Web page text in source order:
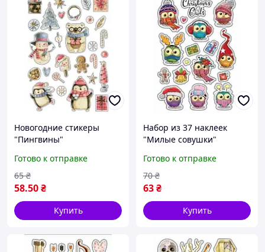
Новогодние стикеры
"Пингвины"
Готово к отправке
58.50₴
65 ₴
Купить
Набор из 37 наклеек
"Милые совушки"
Готово к отправке
63₴
70 ₴
Купить